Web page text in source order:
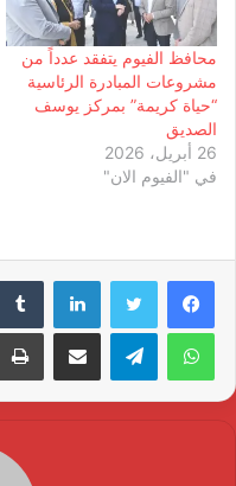
حفرة…
محافظ الفيوم يتفقد عدداً من
مشروعات المبادرة الرئاسية
“حياة كريمة” بمركز يوسف
الصديق
26 أبريل، 2026
في "الفيوم الان"
لينكدإن
واتساب تيلقرام مشاركة عبر البريد